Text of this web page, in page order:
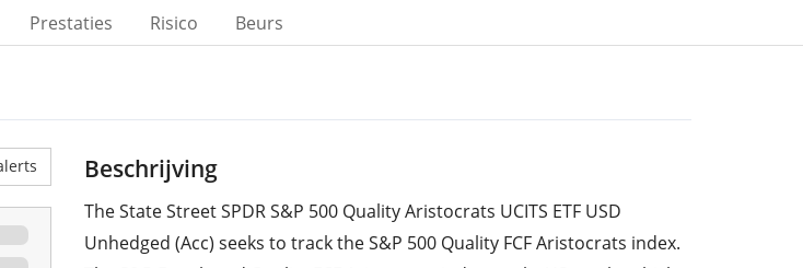
Prestaties Risico Beurs
Beschrijving
The State Street SPDR S&P 500 Quality Aristocrats UCITS ETF USD
Unhedged (Acc) seeks to track the S&P 500 Quality FCF Aristocrats index.